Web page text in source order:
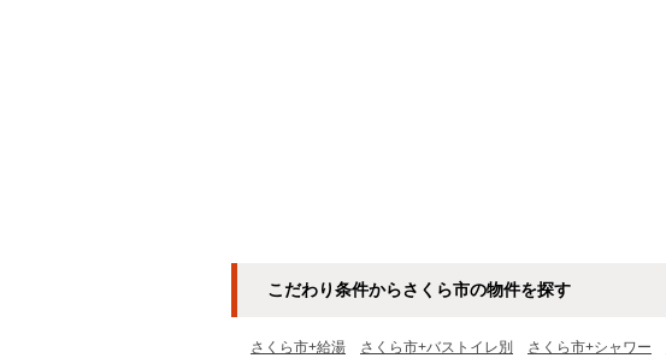
こだわり条件からさくら市の物件を探す
さくら市+給湯 さくら市+バストイレ別 さくら市+シャワー